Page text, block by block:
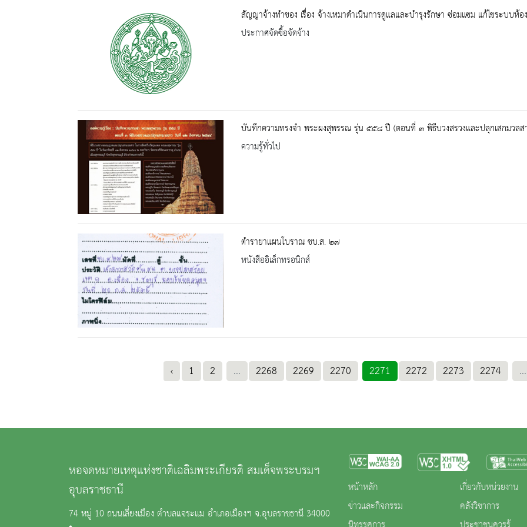
สัญญาจ้างทำของ เรื่อง จ้างเหมาดำเนินการดูแลและบำรุงรักษา ซ่อมแซม แก้ไขระบบห้
ประกาศจัดซื้อจัดจ้าง
บันทึกความทรงจำ พระผงสุพรรณ รุ่น ๕๕๘ ปี (ตอนที่ ๓ พิธีบวงสรวงและปลุกเสกมวลส
ความรู้ทั่วไป
ตำรายาแผนโบราณ ชบ.ส. ๒๗
หนังสืออิเล็กทรอนิกส์
‹ 1 2 ... 2268 2269 2270 2271 2272 2273 2274 ...
หอจดหมายเหตุแห่งชาติเฉลิมพระเกียรติ สมเด็จพระบรมฯ
อุบลราชธานี
74 หมู่ 10 ถนนเลี่ยงเมือง ตำบลแจระแม อำเภอเมืองฯ จ.อุบลราชธานี 34000
หน้าหลัก
ข่าวและกิจกรรม
เกี่ยวกับหน่วยงาน
คลังวิชาการ